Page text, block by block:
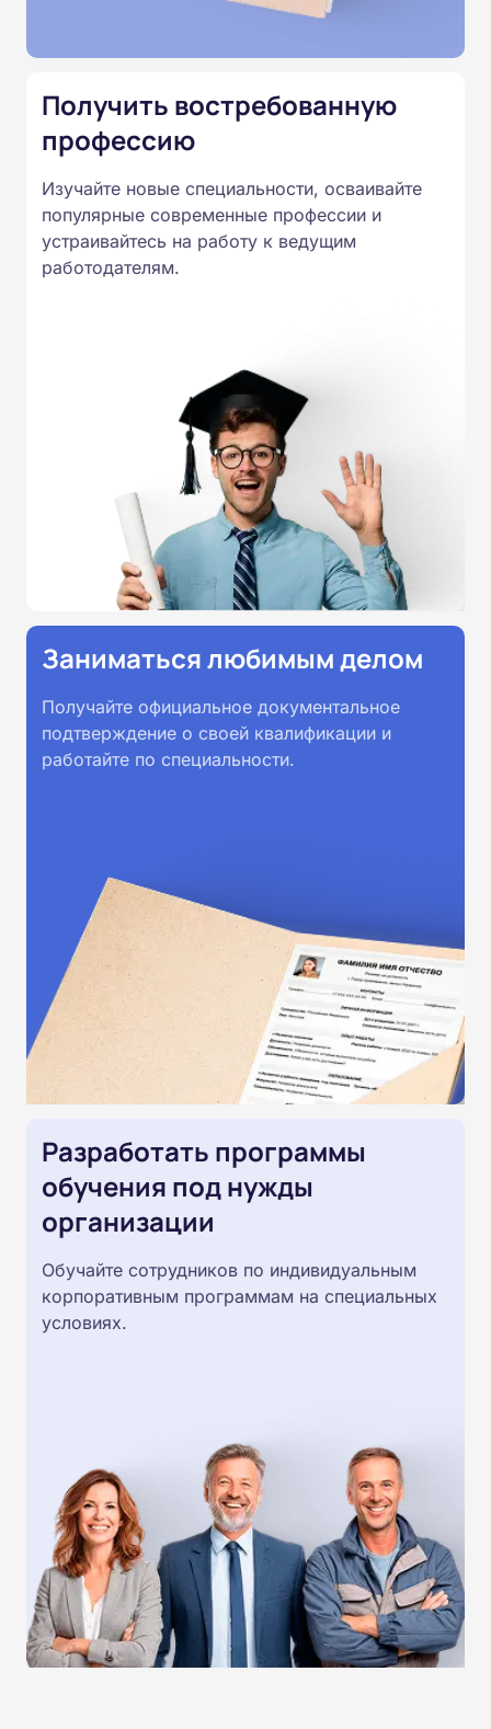
Подготовка ведется по всем
России от 14.07.2023 N 534 в
соответствии с Федеральными
образовательными стандартами
профессионального образования.
Удостоверения и дипломы о
Получить востребованную
профессию
Изучайте новые специальности, осваивайте
популярные современные профессии и
устраивайтесь на работу к ведущим
работодателям.
Заниматься любимым делом
Получайте официальное документальное
подтверждение о своей квалификации и
работайте по специальности.
Разработать программы
обучения под нужды
организации
Обучайте сотрудников по индивидуальным
корпоративным программам на специальных
условиях.